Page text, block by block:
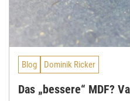
Blog Dominik Ricker
Das „bessere“ MDF?